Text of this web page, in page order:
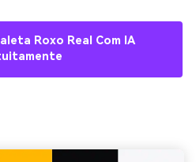
Roxo Real Com IA